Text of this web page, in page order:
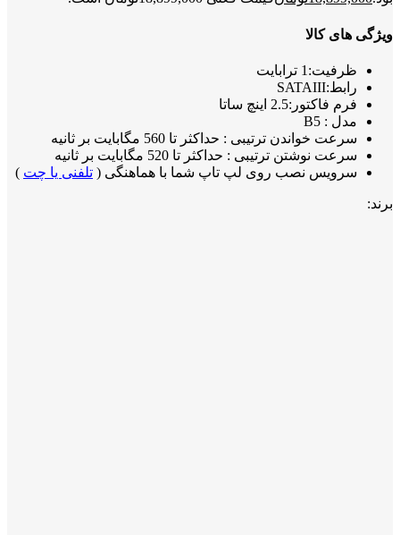
ویژگی های کالا
ظرفیت:1 ترابایت
رابط:SATAIII
فرم فاکتور:2.5 اینچ ساتا
مدل : B5
سرعت خواندن ترتیبی : حداکثر تا 560 مگابایت بر ثانیه
سرعت نوشتن ترتیبی : حداکثر تا 520 مگابایت بر ثانیه
سرویس نصب روی لپ تاپ شما با هماهنگی ( تلفنی یا چت )
برند: